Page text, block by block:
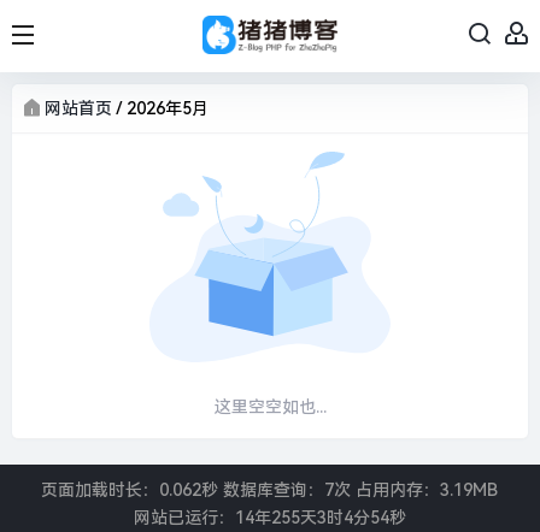
网站首页 / 2026年5月
这里空空如也...
页面加载时长：0.062秒 数据库查询：7次 占用内存：3.19MB
网站已运行： 14年255天3时4分54秒